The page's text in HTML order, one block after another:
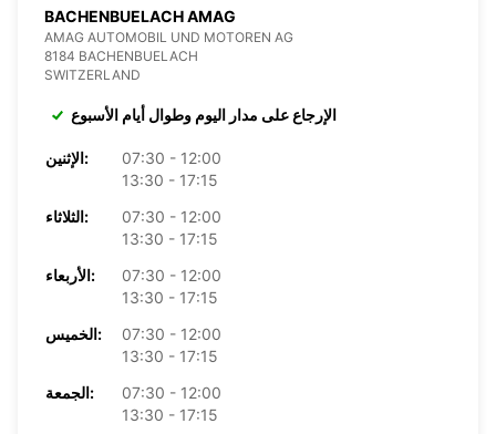
BACHENBUELACH AMAG
AMAG AUTOMOBIL UND MOTOREN AG
8184 BACHENBUELACH
SWITZERLAND
الإرجاع على مدار اليوم وطوال أيام الأسبوع
الإثنين:
07:30 - 12:00
13:30 - 17:15
الثلاثاء:
07:30 - 12:00
13:30 - 17:15
الأربعاء:
07:30 - 12:00
13:30 - 17:15
الخميس:
07:30 - 12:00
13:30 - 17:15
الجمعة:
07:30 - 12:00
13:30 - 17:15